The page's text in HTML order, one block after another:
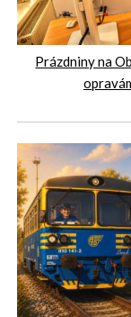
Prázdniny na